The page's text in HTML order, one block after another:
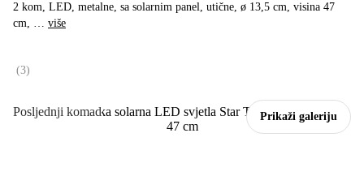
Prikaži galeriju
Posljednji komad
2 kom, LED, metalne, sa solarnim panel, utične, ø 13,5 cm, visina 47
cm, … više
(3)